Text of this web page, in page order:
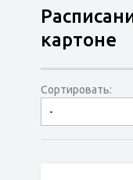
картоне
Сортировать:
-
по дате
по
сначала
сначала